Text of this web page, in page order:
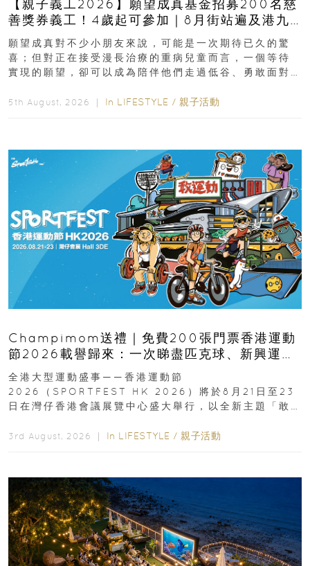
【親子義工2026】願望成真基金招募200名慈
善獎券義工！4歲起可參加｜8月街站遍及港九
新界
願望成真對不少小朋友來說，可能是一次期待已久的驚
喜；但對正在接受漫長治療的重病兒童而言，一個等待
實現的願望，卻可以成為陪伴他們走過低谷、勇敢面對
5th August, 2026 ｜ In LIFESTYLE / 親子活動
Champimom送禮｜免費200張門票香港運動
節2026載譽歸來：一次睇盡匹克球、新興運
動、街舞比賽＋逾百運動品牌展覽
全港大型運動盛事——香港運動節
2026（SPORTFEST HK 2026）將於8月21日至23
日在灣仔香港會議展覽中心盛大舉行，以全新主題「敢
3rd August, 2026 ｜ In LIFESTYLE / 親子活動